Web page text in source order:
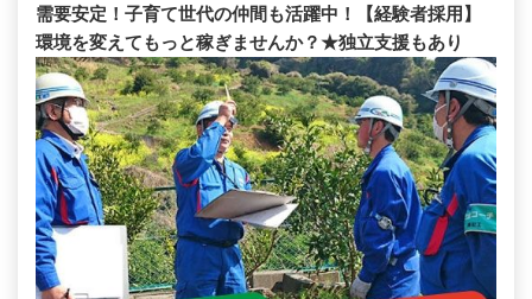
需要安定！子育て世代の仲間も活躍中！【経験者採用】
環境を変えてもっと稼ぎませんか？★独立支援もあり